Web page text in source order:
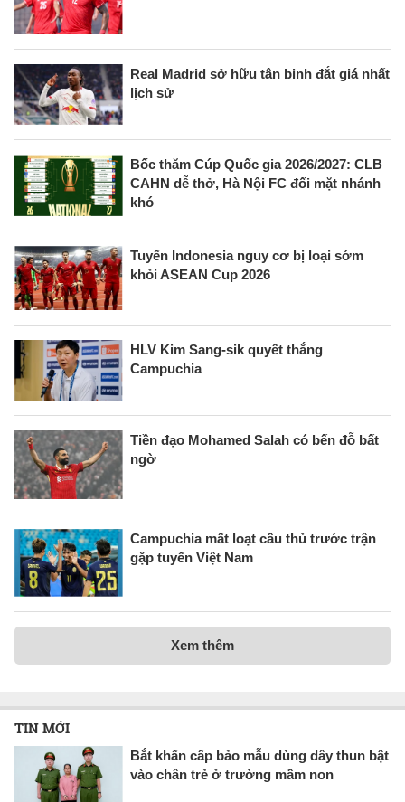
Real Madrid sở hữu tân binh đắt giá nhất
lịch sử
Bốc thăm Cúp Quốc gia 2026/2027: CLB
CAHN dễ thở, Hà Nội FC đối mặt nhánh
khó
Tuyển Indonesia nguy cơ bị loại sớm
khỏi ASEAN Cup 2026
HLV Kim Sang-sik quyết thắng
Campuchia
Tiền đạo Mohamed Salah có bến đỗ bất
ngờ
Campuchia mất loạt cầu thủ trước trận
gặp tuyển Việt Nam
Xem thêm
TIN MỚI
Bắt khẩn cấp bảo mẫu dùng dây thun bật
vào chân trẻ ở trường mầm non